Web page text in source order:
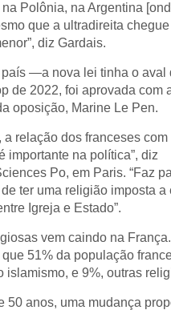
Polônia, na Argentina
que a ultradireita
diz Gardais.
país —a nova lei tinha o aval
de 2022, foi aprovada com
oposição, Marine Le Pen.
relação dos franceses com
importante na política”, diz
Po, em Paris. “Faz
ter uma religião imposta a
Igreja e Estado”.
vem caindo na França.
51% da população
islamismo, e 9%, outras
50 anos, uma mudança